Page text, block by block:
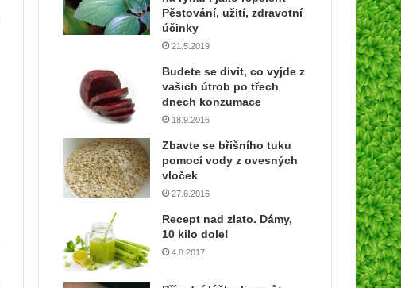
í
e
o
u
a
s
u
Pěstování, užití, zdravotní
účinky
21.5.2019
Budete se divit, co vyjde z
vašich útrob po třech
dnech konzumace
18.9.2016
Zbavte se břišního tuku
pomocí vody z ovesných
vloček
27.6.2016
Recept nad zlato. Dámy,
10 kilo dole!
4.8.2017